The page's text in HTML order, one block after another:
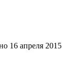
16 апреля 2015